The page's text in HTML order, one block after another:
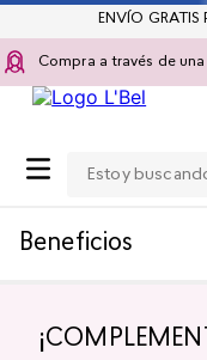
Compra a través de
ENVÍO GRATIS
Beneficios